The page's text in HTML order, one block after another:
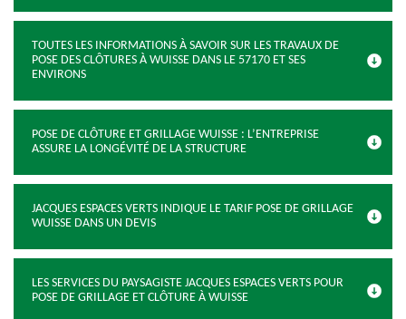
TOUTES LES INFORMATIONS À SAVOIR SUR LES TRAVAUX DE
POSE DES CLÔTURES À WUISSE DANS LE 57170 ET SES
ENVIRONS
POSE DE CLÔTURE ET GRILLAGE WUISSE : L’ENTREPRISE
ASSURE LA LONGÉVITÉ DE LA STRUCTURE
JACQUES ESPACES VERTS INDIQUE LE TARIF POSE DE GRILLAGE
WUISSE DANS UN DEVIS
LES SERVICES DU PAYSAGISTE JACQUES ESPACES VERTS POUR
POSE DE GRILLAGE ET CLÔTURE À WUISSE